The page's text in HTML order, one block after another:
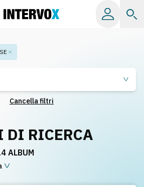
Cancella filtri
DI RICERCA
ALBUM